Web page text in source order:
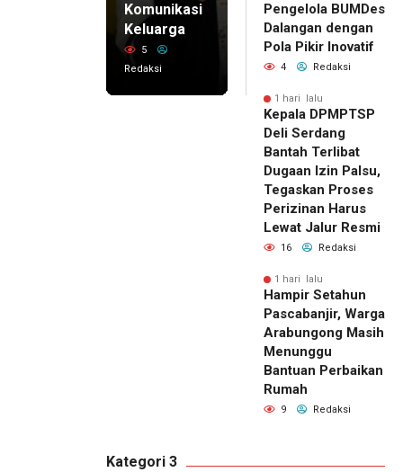
Komunikasi
Keluarga
5
Redaksi
Pengelola BUMDes
Dalangan dengan
Pola Pikir Inovatif
4 Redaksi
1 hari lalu
Kepala DPMPTSP
Deli Serdang
Bantah Terlibat
Dugaan Izin Palsu,
Tegaskan Proses
Perizinan Harus
Lewat Jalur Resmi
16 Redaksi
1 hari lalu
Hampir Setahun
Pascabanjir, Warga
Arabungong Masih
Menunggu
Bantuan Perbaikan
Rumah
9 Redaksi
Kategori 3